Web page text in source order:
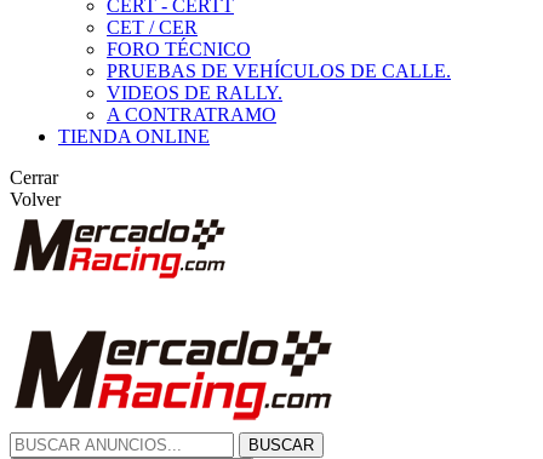
CERT - CERTT
CET / CER
FORO TÉCNICO
PRUEBAS DE VEHÍCULOS DE CALLE.
VIDEOS DE RALLY.
A CONTRATRAMO
TIENDA ONLINE
Cerrar
Volver
BUSCAR
ANUNCIOS DE COMPETICIÓN